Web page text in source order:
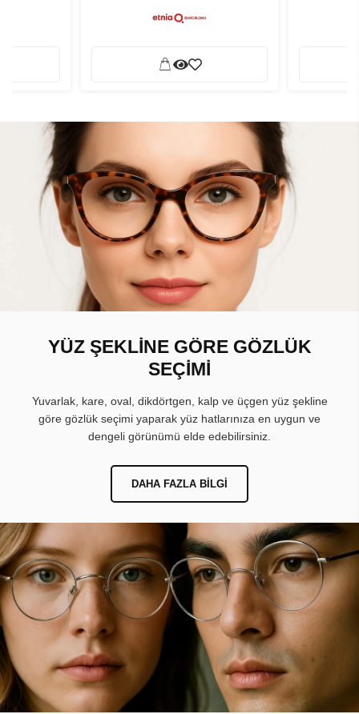
YÜZ ŞEKLİNE GÖRE GÖZLÜK
SEÇİMİ
Yuvarlak, kare, oval, dikdörtgen, kalp ve üçgen yüz şekline
göre gözlük seçimi yaparak yüz hatlarınıza en uygun ve
dengeli görünümü elde edebilirsiniz.
DAHA FAZLA BILGI